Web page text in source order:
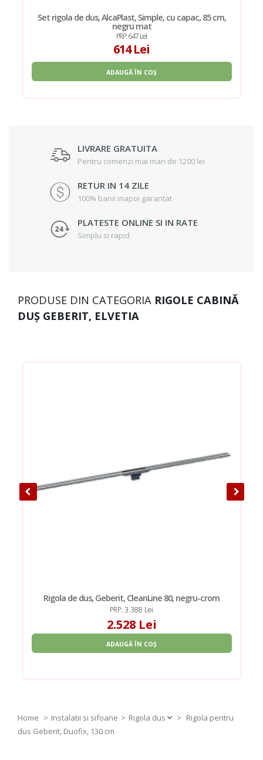
Set rigola de dus, AlcaPlast, Simple, cu capac, 85 cm,
negru mat
PRP: 647 Lei
614 Lei
ADAUGĂ ÎN COȘ
LIVRARE GRATUITA
Pentru comenzi mai mari de 1200 lei
RETUR IN 14 ZILE
100% banii inapoi garantat
PLATESTE ONLINE SI IN RATE
Simplu si rapid
PRODUSE DIN CATEGORIA RIGOLE CABINĂ
DUȘ GEBERIT, ELVETIA
Rigola de dus, Geberit, CleanLine 80, negru-crom
PRP: 3.388 Lei
2.528 Lei
ADAUGĂ ÎN COȘ
Home Instalatii si sifoane Rigola dus > Rigola pentru
dus Geberit, Duofix, 130 cm